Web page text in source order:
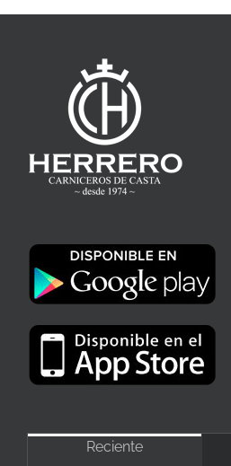
Reciente